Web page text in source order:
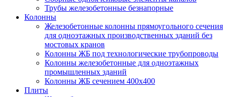
Трубы железобетонные безнапорные
Колонны
Железобетонные колонны прямоугольного сечения
для одноэтажных производственных зданий без
мостовых кранов
Колонны ЖБ под технологические трубопроводы
Колонны железобетонные для одноэтажных
промышленных зданий
Колонны ЖБ сечением 400х400
Плиты